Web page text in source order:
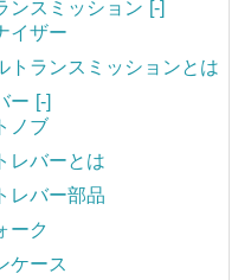
ンスミッション [-]
イザー
トランスミッションとは
ー [-]
ノブ
レバーとは
レバー部品
ーク
ケース